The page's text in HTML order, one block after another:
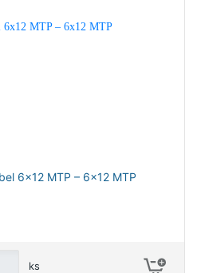
6x12 MTP – 6x12 MTP
ks